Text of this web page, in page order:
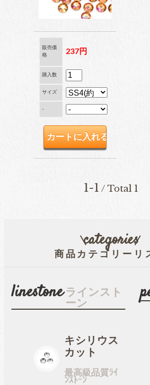
ブリオン
卸専用ライン
納期4週間前後
pearl
穴なしパール
コットン風ア
fave
販売価
格
237円
購入数
サイズ
-
1-1 / Total 1
categories
商品カテゴリーリ
linestone ラインスト
ーン
キシリウス
カット
最高級品質ﾗｲ
ﾝｽﾄｰﾝ